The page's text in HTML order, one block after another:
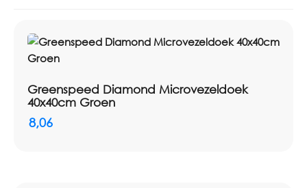
Greenspeed Diamond Microvezeldoek
40x40cm Groen
8,06